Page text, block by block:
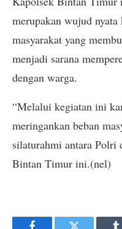
merupakan wujud
masyarakat yang
menjadi sarana
dengan warga.
“Melalui kegiatan ini
meringankan beban
silaturahmi antara Polri
Bintan Timur ini.(nel)